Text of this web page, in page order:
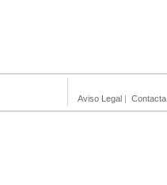
Aviso Legal | Contacta